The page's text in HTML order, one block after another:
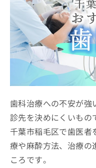
歯科治療への不安が強
診先を決めにくいもの
千葉市稲毛区で歯医者
療や麻酔方法、治療の
ころです。
ナ
ビ
リ
ニ
ビ
に
関
す
る
お
問
関
係
の
方
こ
ら
広
告
出
稿
広
告
代
理